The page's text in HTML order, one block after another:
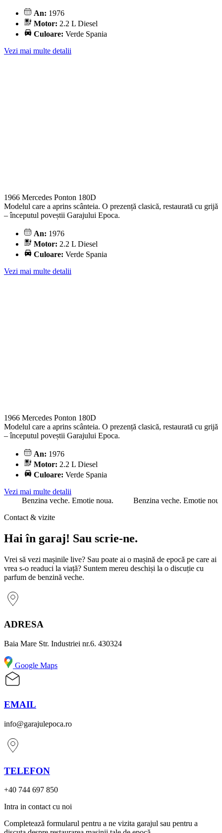
An: 1976
Motor: 2.2 L Diesel
Culoare: Verde Spania
Vezi mai multe detalii
1966 Mercedes Ponton 180D
Modelul care a aprins scânteia. O prezență clasică, restaurată cu grijă
– începutul poveștii Garajului Epoca.
An: 1976
Motor: 2.2 L Diesel
Culoare: Verde Spania
Vezi mai multe detalii
1966 Mercedes Ponton 180D
Modelul care a aprins scânteia. O prezență clasică, restaurată cu grijă
– începutul poveștii Garajului Epoca.
An: 1976
Motor: 2.2 L Diesel
Culoare: Verde Spania
Vezi mai multe detalii
Benzina veche. Emotie noua.
Benzina veche. Emotie
Contact & vizite
Hai în garaj! Sau scrie-ne.
Vrei să vezi mașinile live? Sau poate ai o mașină de epocă pe care ai
vrea s-o readuci la viață? Suntem mereu deschiși la o discuție cu
parfum de benzină veche.
ADRESA
Baia Mare Str. Industriei nr.6. 430324
Google Maps
EMAIL
info@garajulepoca.ro
TELEFON
+40 744 697 850
Intra in contact cu noi
Completează formularul pentru a ne vizita garajul sau pentru a